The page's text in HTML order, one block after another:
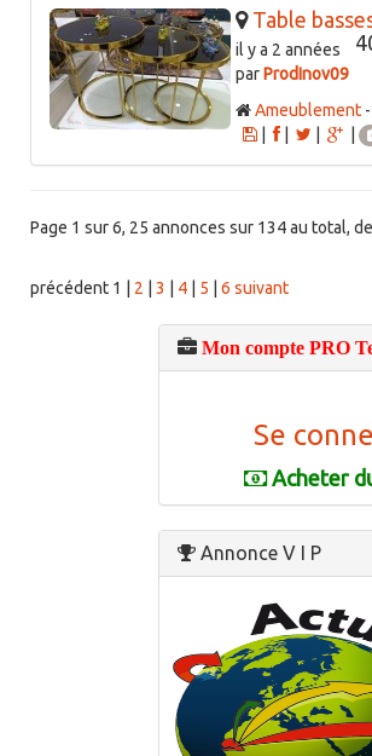
Table
il y a 2 années
parProdInov09
Ameublement -
|
Page 1 sur 6, 25 annonces sur 134 au total,
précédent 1 2 3 4 5 6 suivant
Mon compte PRO
Se
Acheter
Annonce V I P